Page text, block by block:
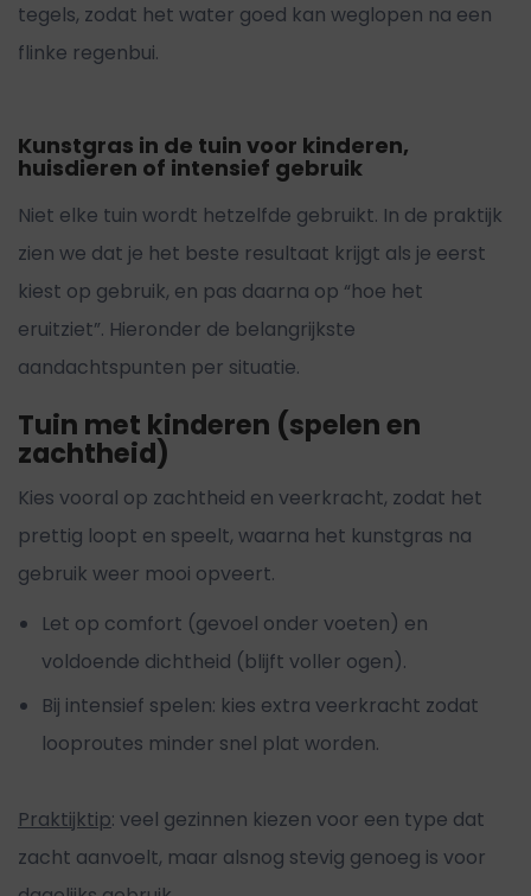
tegels, zodat het water goed kan weglopen na een
flinke regenbui.
Kunstgras in de tuin voor kinderen,
huisdieren of intensief gebruik
Niet elke tuin wordt hetzelfde gebruikt. In de praktijk
zien we dat je het beste resultaat krijgt als je eerst
kiest op gebruik, en pas daarna op “hoe het
eruitziet”. Hieronder de belangrijkste
aandachtspunten per situatie.
Tuin met kinderen (spelen en
zachtheid)
Kies vooral op zachtheid en veerkracht, zodat het
prettig loopt en speelt, waarna het kunstgras na
gebruik weer mooi opveert.
Let op comfort (gevoel onder voeten) en
voldoende dichtheid (blijft voller ogen).
Bij intensief spelen: kies extra veerkracht zodat
looproutes minder snel plat worden.
Praktijktip: veel gezinnen kiezen voor een type dat
zacht aanvoelt, maar alsnog stevig genoeg is voor